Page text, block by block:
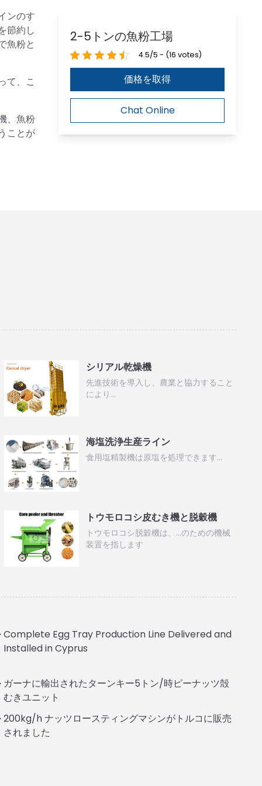
ンのす
節約し
魚粉と
て、こ
、魚粉
ことが
2-5トンの魚粉工場
4.5/5 - (16 votes)
価格を取得
Chat Online
シリアル乾燥機
先進技術を導入し、農業と協力すること
により…
海塩洗浄生産ライン
食用塩精製機は原塩を処理できます…
トウモロコシ皮むき機と脱穀機
トウモロコシ脱穀機は、…のための機械
装置を指します
Complete Egg Tray Production Line Delivered and
Installed in Cyprus
ガーナに輸出されたターンキー5トン/時ピーナッツ殻
むきユニット
200kg/h ナッツロースティングマシンがトルコに販売
されました
Urdu
Italian